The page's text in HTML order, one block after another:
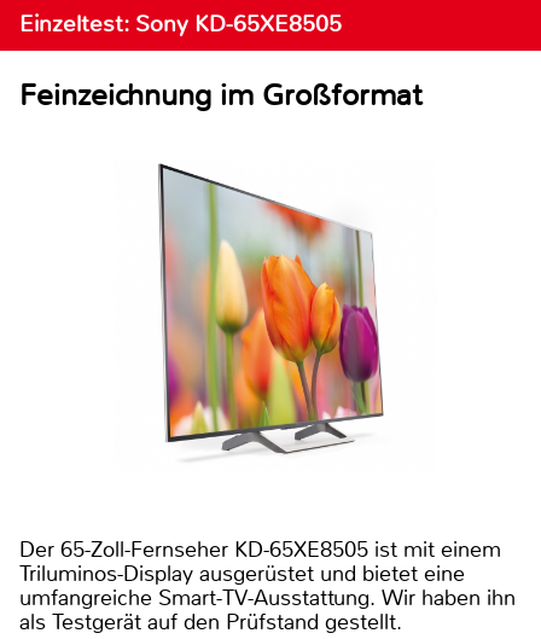
Einzeltest: Sony KD-65XE8505
Feinzeichnung im Großformat
Der 65-Zoll-Fernseher KD-65XE8505 ist mit einem
Triluminos-Display ausgerüstet und bietet eine
umfangreiche Smart-TV-Ausstattung. Wir haben ihn
als Testgerät auf den Prüfstand gestellt.